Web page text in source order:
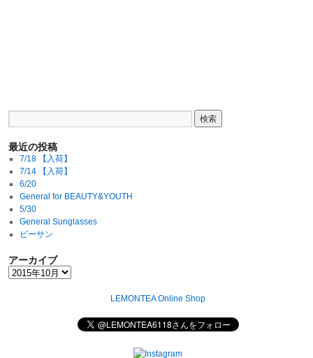
最近の投稿
7/18 【入荷】
7/14 【入荷】
6/20
General for BEAUTY&YOUTH
5/30
General Sunglasses
ビーサン
アーカイブ
LEMONTEA Online Shop